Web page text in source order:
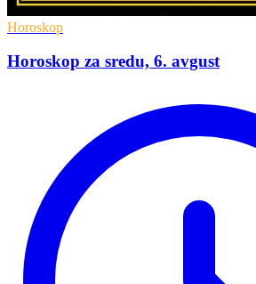
Horoskop
Horoskop za sredu, 6. avgust